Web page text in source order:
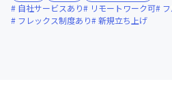
自社サービスあり
リモートワーク可
フレックス制度あり
新規立ち上げ